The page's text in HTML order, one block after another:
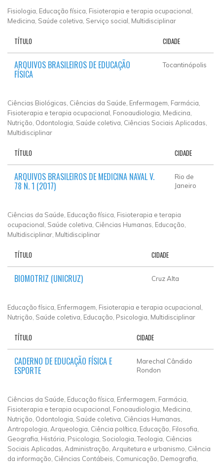
Fisiologia, Educação física, Fisioterapia e terapia ocupacional,
Medicina, Saúde coletiva, Serviço social, Multidisciplinar
TÍTULO CIDADE
ARQUIVOS BRASILEIROS DE EDUCAÇÃO
FÍSICA
Tocantinópolis
Ciências Biológicas, Ciências da Saúde, Enfermagem, Farmácia,
Fisioterapia e terapia ocupacional, Fonoaudiologia, Medicina,
Nutrição, Odontologia, Saúde coletiva, Ciências Sociais Aplicadas,
Multidisciplinar
TÍTULO CIDADE
ARQUIVOS BRASILEIROS DE MEDICINA NAVAL V.
78 N. 1 (2017)
Rio de
Janeiro
Ciências da Saúde, Educação física, Fisioterapia e terapia
ocupacional, Saúde coletiva, Ciências Humanas, Educação,
Multidisciplinar, Multidisciplinar
TÍTULO CIDADE
BIOMOTRIZ (UNICRUZ) Cruz Alta
Educação física, Enfermagem, Fisioterapia e terapia ocupacional,
Nutrição, Saúde coletiva, Educação, Psicologia, Multidisciplinar
TÍTULO CIDADE
CADERNO DE EDUCAÇÃO FÍSICA E
ESPORTE
Marechal Cândido
Rondon
Ciências da Saúde, Educação física, Enfermagem, Farmácia,
Fisioterapia e terapia ocupacional, Fonoaudiologia, Medicina,
Nutrição, Odontologia, Saúde coletiva, Ciências Humanas,
Antropologia, Arqueologia, Ciência política, Educação, Filosofia,
Geografia, História, Psicologia, Sociologia, Teologia, Ciências
Sociais Aplicadas, Administração, Arquitetura e urbanismo, Ciência
da informação, Ciências Contábeis, Comunicação, Demografia,